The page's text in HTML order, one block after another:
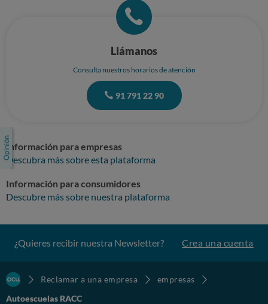
Llámanos
Consulta nuestros horarios de atención
91 791 22 90
Información para empresas
Descubra más sobre esta plataforma
Información para consumidores
Descubre más sobre nuestra plataforma
¿Quieres recibir nuestra Newsletter? Crea una cuenta
Reclamar a una empresa
empresas
Autoescuelas RACC